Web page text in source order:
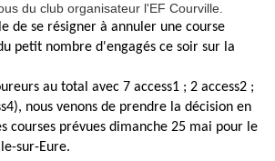
du club organisateur l'EF Courville.
de se résigner à annuler une course
petit nombre d'engagés ce soir sur la
au total avec 7 access1 ; 2 access2 ;
nous venons de prendre la décision en
courses prévues dimanche 25 mai pour le
sur-Eure.